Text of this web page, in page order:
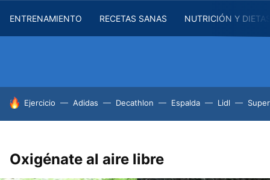
ENTRENAMIENTO RECETAS SANAS NUTRICIÓN Y
HOY SE HABLA DE
Ejercicio Adidas Decathlon Espalda Lidl
Oxigénate al aire libre